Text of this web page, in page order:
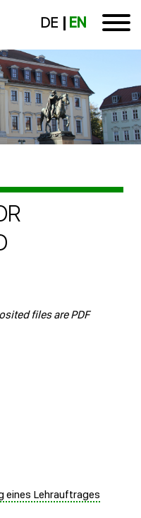
DE EN
files are PDF
eines Lehrauftrages